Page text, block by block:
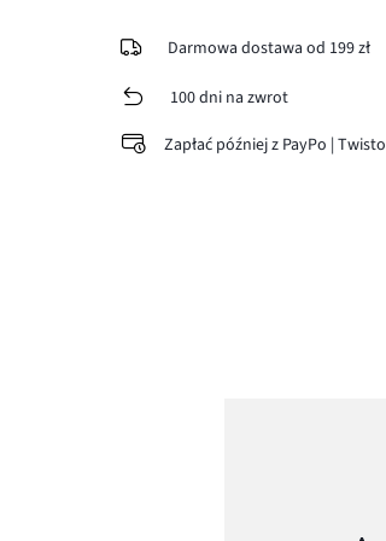
Darmowa dostawa od 199 zł
100 dni na zwrot
Zapłać później z PayPo | Twisto